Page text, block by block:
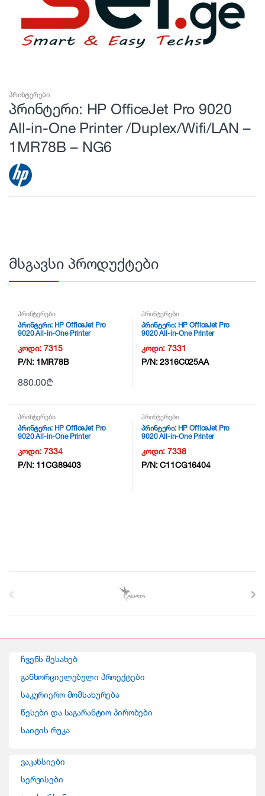
პრინტერები
პრინტერი: HP OfficeJet Pro 9020
All-in-One Printer /Duplex/Wifi/LAN –
1MR78B – NG6
მსგავსი პროდუქტები
პრინტერები
პრინტერი: HP OfficeJet Pro
9020 All-in-One Printer
NG6
კოდი:7315
P/N: 1MR78B
880.00₾
პრინტერები
პრინტერი: HP OfficeJet Pro
9020 All-in-One Printer
NG6
კოდი:7331
P/N:2316C025AA
პრინტერები
პრინტერი: HP OfficeJet Pro
9020 All-in-One Printer
NG6
კოდი:7334
P/N: 11CG89403
პრინტერები
პრინტერი: HP OfficeJet Pro
9020 All-in-One Printer
NG6
კოდი:7338
P/N:C11CG16404
ჩვენს შესახებ
განხორციელებული პროექტები
საკურიერო მომსახურება
წესები და საგარანტიო პირობები
საიტის რუკა
ვაკანსიები
სერვისები